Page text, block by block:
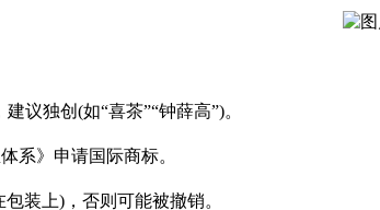
议独创(如“喜茶”“钟薛高”)。
系》申请国际商标。
装上)，否则可能被撤销。